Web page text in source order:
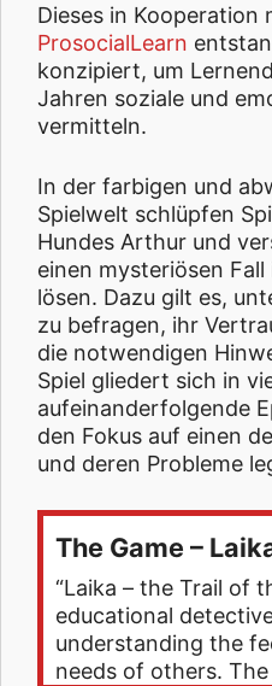
Dieses in Kooperation
ProsocialLearn
konzipiert, um
Jahren soziale und
vermitteln.
In der farbigen und
Spielwelt schlüpfen
Hundes Arthur und
einen mysteriösen
lösen. Dazu gilt es,
zu befragen, ihr
die notwendigen
Spiel gliedert sich in
aufeinanderfolgende
den Fokus auf einen
und deren Probleme
The Game –
“Laika – the Trail of
educational
understanding the
needs of others.